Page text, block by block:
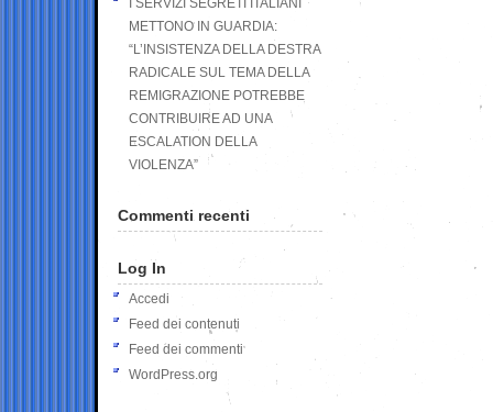
I SERVIZI SEGRETI ITALIANI
METTONO IN GUARDIA:
“L’INSISTENZA DELLA DESTRA
RADICALE SUL TEMA DELLA
REMIGRAZIONE POTREBBE
CONTRIBUIRE AD UNA
ESCALATION DELLA
VIOLENZA”
Commenti recenti
Log In
Accedi
Feed dei contenuti
Feed dei commenti
WordPress.org